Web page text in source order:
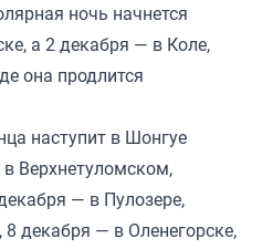
ночь начнется
а 2 декабря — в Коле,
она продлится
наступит в Шонгуе
Верхнетуломском,
— в Пулозере,
декабря — в Оленегорске,